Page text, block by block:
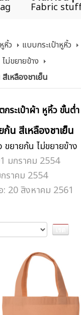
Fabric
หิ้ว
แบบกระเป๋าหูหิ้ว
ม่ขยายข้าง
เหลืองชาเย็น
ระเป๋าผ้า หูหิ้ว ขั้นต่
ก้น สีเหลืองชาเย็น
ขยายก้น ไม่ขยายข้าง
มกราคม 2554
ราคม 2554
: 20 สิงหาคม 2561